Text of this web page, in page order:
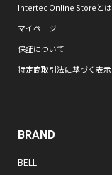
Intertec Online Storeとは
マイページ
保証について
特定商取引法に基づく表示
BRAND
BELL